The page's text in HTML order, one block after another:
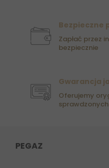
Bezpieczne
Zapłać przez
bezpiecznie
Gwarancja
Oferujemy
PEGAZ